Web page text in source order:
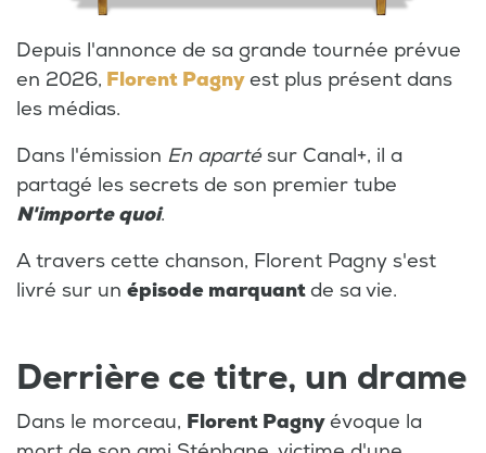
Depuis l'annonce de sa grande tournée prévue
en 2026, Florent Pagnyest plus présent dans
les médias.
Dans l'émission En apartésur Canal+, il a
partagé les secrets de son premier tube
N'importe quoi.
A travers cette chanson, Florent Pagny s'est
livré sur un épisode marquantde sa vie.
Derrière ce titre, un drame
Dans le morceau, Florent Pagnyévoque la